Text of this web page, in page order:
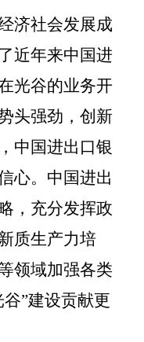
济社会发展成
近年来中国进
光谷的业务开
头强劲，创新
中国进出口银
心。中国进出
，充分发挥政
质生产力培
领域加强各类
”建设贡献更